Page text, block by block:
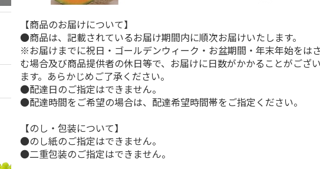
【商品のお届けについて】
●商品は、記載されているお届け期間内に順次お届けいたします。
※お届けまでに祝日・ゴールデンウィーク・お盆期間・年末年始をはさ
む場合及び商品提供者の休日等で、お届けに日数がかかることがござい
ます。あらかじめご了承ください。
●配達日のご指定はできません。
●配達時間をご希望の場合は、配達希望時間帯をご指定ください。
【のし・包装について】
●のし紙のご指定はできません。
●二重包装のご指定はできません。